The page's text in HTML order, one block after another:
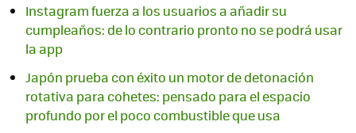
Instagram fuerza a los usuarios a añadir su
cumpleaños: de lo contrario pronto no se podrá usar
la app
Japón prueba con éxito un motor de detonación
rotativa para cohetes: pensado para el espacio
profundo por el poco combustible que usa